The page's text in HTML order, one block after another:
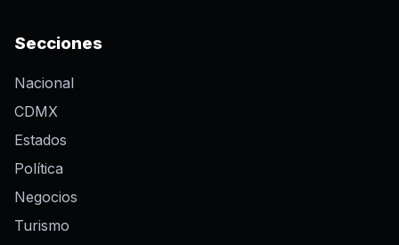
Secciones
Nacional
CDMX
Estados
Política
Negocios
Turismo